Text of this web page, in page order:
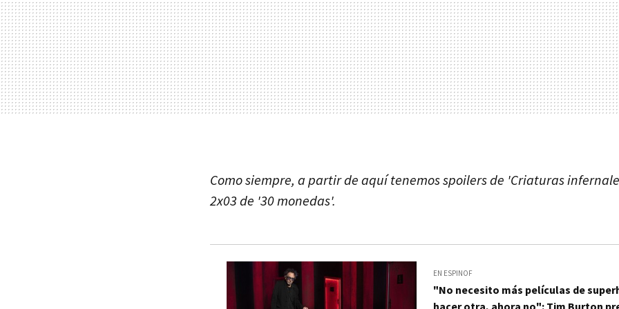
Como siempre, a partir de aquí tenemos spoilers de 'Criaturas
2x03 de '30 monedas'.
EN ESPINOF
"No necesito más películas de
hacer otra, ahora no": Tim Burton